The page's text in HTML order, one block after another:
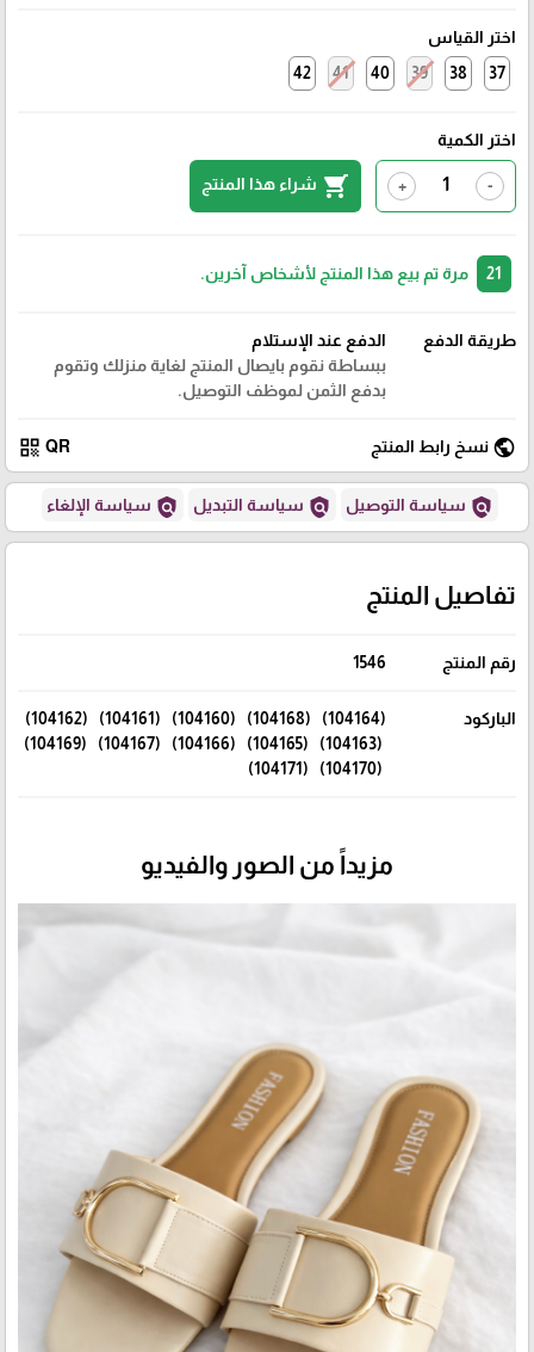
اختر القياس
37
38
39
40
41
42
اختر الكمية
-
+
shopping_cart شراء هذا المنتج
مرة تم بيع هذا المنتج لأشخاص آخرين.
طريقة الدفع
الدفع عند الإستلام
ببساطة نقوم بايصال المنتج لغاية منزلك وتقوم
بدفع الثمن لموظف التوصيل.
public نسخ رابط المنتج QR
qr_code
policy سياسة التوصيل policy سياسة التبديل policy سياسة الإلغاء
تفاصيل المنتج
رقم المنتج 1546
الباركود
(104164) (104168) (104160) (104161) (104162)
(104163) (104165) (104166) (104167) (104169)
(104170) (104171)
مزيداً من الصور والفيديو